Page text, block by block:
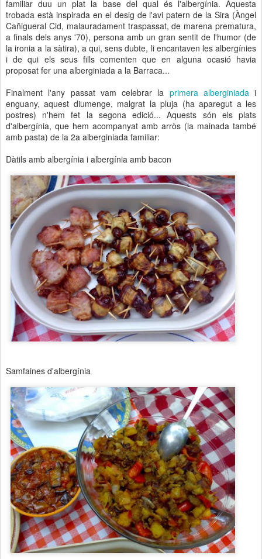
familiar duu un plat la base del qual és l'albergínia. Aquesta
trobada està inspirada en el desig de l'avi patern de la Sira (Àngel
Cañigueral Cid, malauradament traspassat, de marena prematura,
a finals dels anys '70), persona amb un gran sentit de l'humor (de
la ironia a la sàtira), a qui, sens dubte, li encantaven les albergínies
i de qui els seus fills comenten que en alguna ocasió havia
proposat fer una alberginiada a la Barraca...
Finalment l'any passat vam celebrar la primera alberginiadai
enguany, aquest diumenge, malgrat la pluja (ha aparegut a les
postres) n'hem fet la segona edició... Aquests són els plats
d'albergínia, que hem acompanyat amb arròs (la mainada també
amb pasta) de la 2a alberginiada familiar:
Dàtils amb albergínia i albergínia amb bacon
Samfaines d'albergínia